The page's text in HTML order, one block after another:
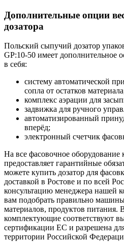
Дополнительные опции
дозатора
Польский сыпучий дозатор
GP:10-50 имеет дополнительное
в себя:
систему автоматической
сопла от остатков
комплекс аэрации для
задвижка для ручного
автоматизированный
вперёд;
электронный счетчик
На все фасовочное
предоставляет гарантийные
можете купить дозатор для
доставкой в Ростове и по всей
консультацию менеджера нашей
вам подобрать правильно
материалов, продуктов питания.
комплектующие соответствуют
сертификации ЕС и разрешена
территории Российской